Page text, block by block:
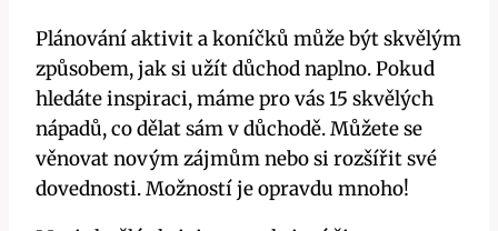
Plánování aktivit a koníčků může být skvělým
způsobem, jak si užít důchod naplno. Pokud
hledáte inspiraci, máme pro vás 15 skvělých
nápadů, co dělat sám v důchodě. Můžete se
věnovat novým zájmům nebo si rozšířit své
dovednosti. Možností je opravdu mnoho!